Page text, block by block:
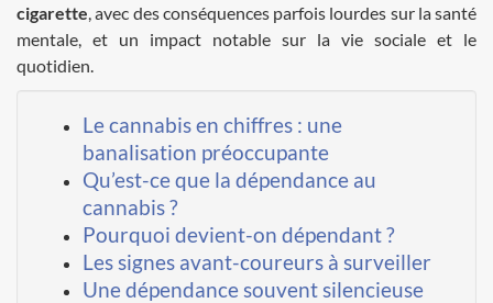
cigarette, avec des conséquences parfois lourdes sur la santé
mentale, et un impact notable sur la vie sociale et le
quotidien.
Le cannabis en chiffres : une
banalisation préoccupante
Qu’est-ce que la dépendance au
cannabis ?
Pourquoi devient-on dépendant ?
​​Les signes avant-coureurs à surveiller
Une dépendance souvent silencieuse